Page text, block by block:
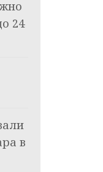
24
в